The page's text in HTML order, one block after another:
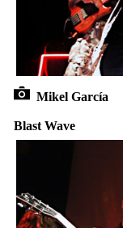
Mikel García
Blast Wave